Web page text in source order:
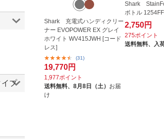
Shark 充電式ハンディクリー
ナー EVOPOWER EX グレイ
ホワイト WV415JWH [コード
レス]
(31)
19,770円
1,977ポイント
送料無料、 8月8日（土） お届
け
Shark
ボトル
2,750円
275ポイント
送料無料、 入
プ